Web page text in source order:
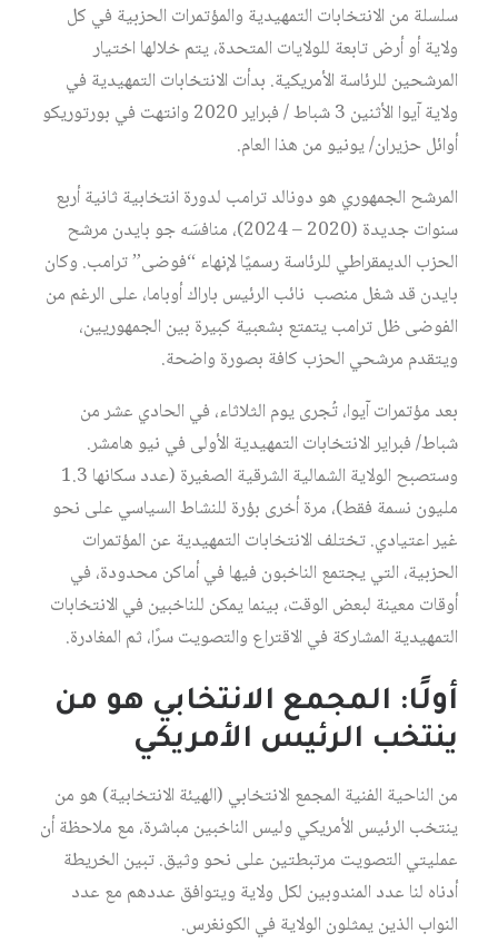
سلسلة من الانتخابات التمهيدية والمؤتمرات الحزبية في كل
ولاية أو أرض تابعة للولايات المتحدة، يتم خلالها اختيار
المرشحين للرئاسة الأمريكية. بدأت الانتخابات التمهيدية في
ولاية آيوا الأثنين 3 شباط / فبراير 2020 وانتهت في بورتوريكو
أوائل حزيران/ يونيو من هذا العام.
المرشح الجمهوري هو دونالد ترامب لدورة انتخابية ثانية أربع
سنوات جديدة (2020 – 2024)، منافسَه جو بايدن مرشح
الحزب الديمقراطي للرئاسة رسميًا لإنهاء “فوضى” ترامب. وكان
بايدن قد شغل منصب نائب الرئيس باراك أوباما، على الرغم من
الفوضى ظل ترامب يتمتع بشعبية كبيرة بين الجمهوريين،
ويتقدم مرشحي الحزب كافة بصورة واضحة.
بعد مؤتمرات آيوا، تُجرى يوم الثلاثاء، في الحادي عشر من
شباط/ فبراير الانتخابات التمهيدية الأولى في نيو هامشر.
وستصبح الولاية الشمالية الشرقية الصغيرة (عدد سكانها 1.3
مليون نسمة فقط)، مرة أخرى بؤرة للنشاط السياسي على نحو
غير اعتيادي. تختلف الانتخابات التمهيدية عن المؤتمرات
الحزبية، التي يجتمع الناخبون فيها في أماكن محدودة، في
أوقات معينة لبعض الوقت، بينما يمكن للناخبين في الانتخابات
التمهيدية المشاركة في الاقتراع والتصويت سرًا، ثم المغادرة.
أولًا: المجمع الانتخابي هو من
ينتخب الرئيس الأمريكي
من الناحية الفنية المجمع الانتخابي (الهيئة الانتخابية) هو من
ينتخب الرئيس الأمريكي وليس الناخبين مباشرة، مع ملاحظة أن
عمليتي التصويت مرتبطتين على نحو وثيق. تبين الخريطة
أدناه لنا عدد المندوبين لكل ولاية ويتوافق عددهم مع عدد
النواب الذين يمثلون الولاية في الكونغرس.